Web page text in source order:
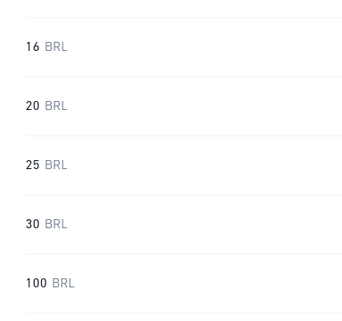
16 BRL
20 BRL
25 BRL
30 BRL
100 BRL